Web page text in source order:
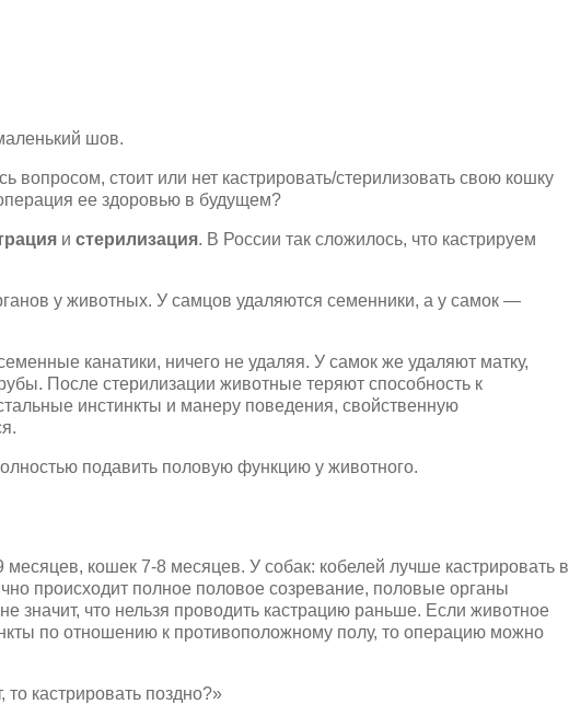
шов.
стоит или нет кастрировать/стерилизовать свою кошку
ее здоровью в будущем?
и стерилизация. В России так сложилось, что кастрируем
у животных. У самцов удаляются семенники, а у самок —
канатики, ничего не удаляя. У самок же удаляют матку,
После стерилизации животные теряют способность к
инстинкты и манеру поведения, свойственную
подавить половую функцию у животного.
кошек 7-8 месяцев. У собак: кобелей лучше кастрировать в
происходит полное половое созревание, половые органы
что нельзя проводить кастрацию раньше. Если животное
по отношению к противоположному полу, то операцию можно
кастрировать поздно?»